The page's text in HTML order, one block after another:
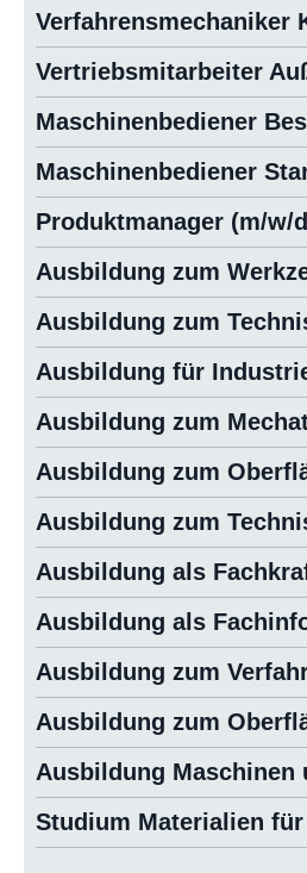
Verfahrensmechaniker
Vertriebsmitarbeiter
Maschinenbediener
Maschinenbediener
Produktmanager (m/w/
Ausbildung zum
Ausbildung zum
Ausbildung für
Ausbildung zum
Ausbildung zum
Ausbildung zum
Ausbildung als
Ausbildung als
Ausbildung zum
Ausbildung zum
Ausbildung Maschinen
Studium Materialien